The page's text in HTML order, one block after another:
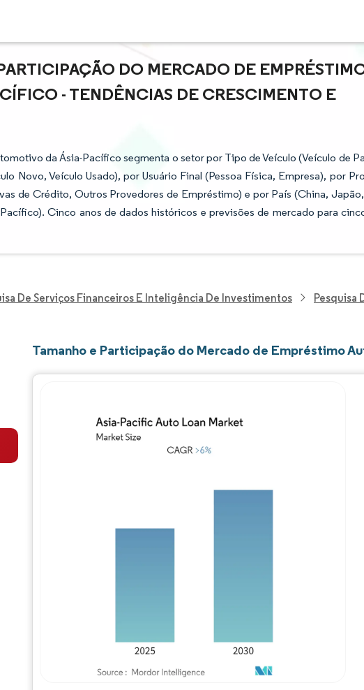
DO MERCADO DE
- TENDÊNCIAS DE CRESCIMENTO E
da Ásia-Pacífico segmenta o setor por Tipo de Veículo (Veículo de
Novo, Veículo Usado), por Usuário Final (Pessoa Física, Empresa), por
de Crédito, Outros Provedores de Empréstimo) e por País (China,
Cinco anos de dados históricos e previsões de mercado para
De Serviços Financeiros E Inteligência De Investimentos Pesquisa
Tamanho e Participação do Mercado de Empréstimo